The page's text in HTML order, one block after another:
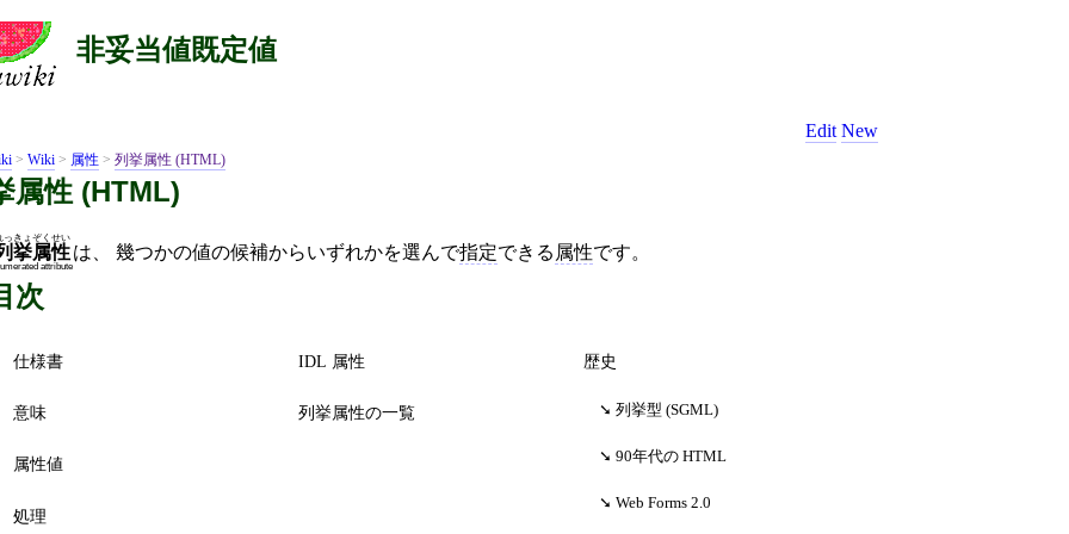
非妥当値既定値
Edit New
> Wiki > 属性 > 列挙属性 (HTML)
属性 (HTML)
挙属性
っきょぞくせい
attribute
は、 幾つかの値の候補からいずれかを選んで指定できる 属性です。
次
仕様書
意味
属性値
処理
IDL 属性
列挙属性の一覧
歴史
列挙型 (SGML)
90年代の HTML
Web Forms 2.0